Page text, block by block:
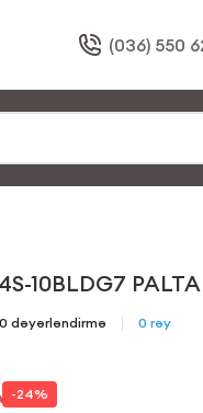
(036) 550
10BLDG7
0 dəyərləndirmə 0 rəy
-24%